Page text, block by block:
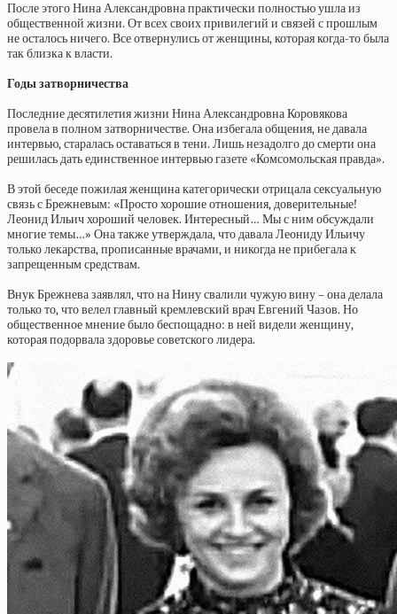
После этого Нина Александровна практически полностью ушла из
общественной жизни. От всех своих привилегий и связей с прошлым
не осталось ничего. Все отвернулись от женщины, которая когда-то была
так близка к власти.
Годы затворничества
Последние десятилетия жизни Нина Александровна Коровякова
провела в полном затворничестве. Она избегала общения, не давала
интервью, старалась оставаться в тени. Лишь незадолго до смерти она
решилась дать единственное интервью газете «Комсомольская правда».
В этой беседе пожилая женщина категорически отрицала сексуальную
связь с Брежневым: «Просто хорошие отношения, доверительные!
Леонид Ильич хороший человек. Интересный… Мы с ним обсуждали
многие темы…» Она также утверждала, что давала Леониду Ильичу
только лекарства, прописанные врачами, и никогда не прибегала к
запрещенным средствам.
Внук Брежнева заявлял, что на Нину свалили чужую вину – она делала
только то, что велел главный кремлевский врач Евгений Чазов. Но
общественное мнение было беспощадно: в ней видели женщину,
которая подорвала здоровье советского лидера.